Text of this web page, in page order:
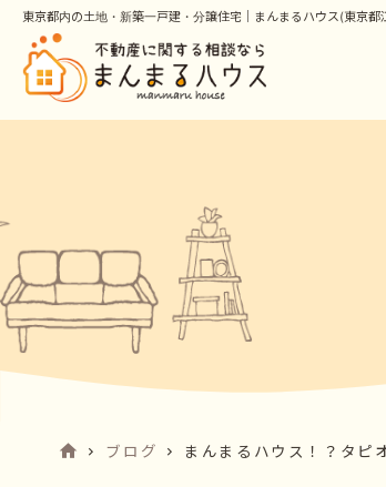
東京都内の土地・新築一戸建・分譲住宅｜まんまるハウス(東京都
ブログ まんまるハウス！？タピ